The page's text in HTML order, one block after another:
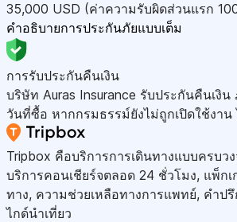
35,000 USD (ค่าความรับผิดส่วนแรก
คำอธิบายการประกันภัยแบบเต็ม
การรับประกันคืนเงิน
บริษัท Auras Insurance รับประกันคืนเงิ
วันที่ซื้อ หากกรมธรรม์ยังไม่ถูกเปิดใช้งาน
Tripbox คือบริการการเดินทางแบบครบว
บริการคอนเชียร์จตลอด 24 ชั่วโมง, แพ็ก
ทาง, ความช่วยเหลือทางการแพทย์, คำป
ไกด์นำเที่ยว